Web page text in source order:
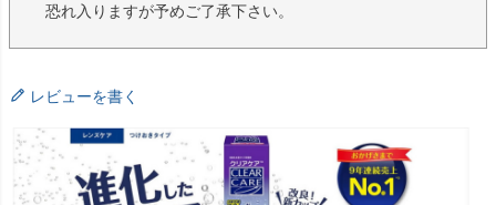
恐れ入りますが予めご了承下さい。
レビューを書く